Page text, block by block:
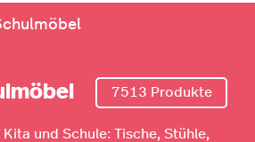
7513 Produkte
und Schule: Tische, Stühle,